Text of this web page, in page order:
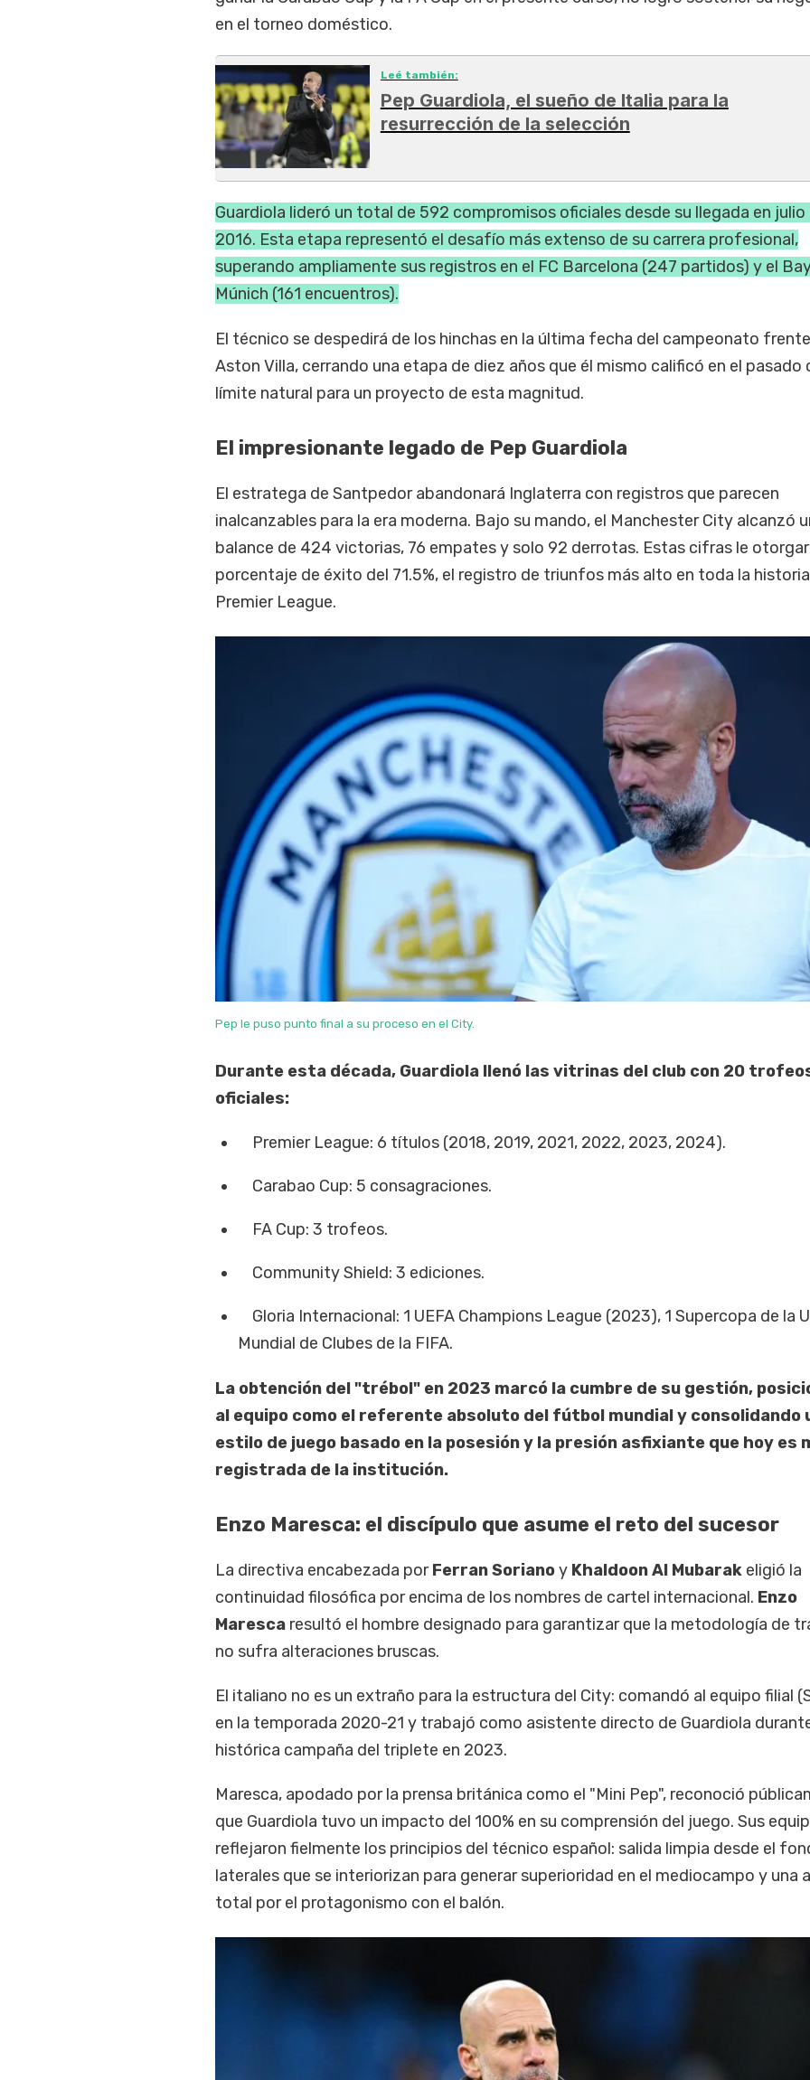
en el torneo doméstico.
Leé también:
Pep Guardiola, el sueño de Italia para la
resurrección de la selección
Guardiola lideró un total de 592 compromisos oficiales desde su llegada en julio
2016. Esta etapa representó el desafío más extenso de su carrera profesional,
superando ampliamente sus registros en el FC Barcelona (247 partidos) y el
Múnich (161 encuentros).
El técnico se despedirá de los hinchas en la última fecha del campeonato
Aston Villa, cerrando una etapa de diez años que él mismo calificó en el pasado
límite natural para un proyecto de esta magnitud.
El impresionante legado de Pep Guardiola
El estratega de Santpedor abandonará Inglaterra con registros que parecen
inalcanzables para la era moderna. Bajo su mando, el Manchester City alcanzó
balance de 424 victorias, 76 empates y solo 92 derrotas. Estas cifras le
porcentaje de éxito del 71.5%, el registro de triunfos más alto en toda la
Premier League.
Pep le puso punto final a su proceso en el City.
Durante esta década, Guardiola llenó las vitrinas del club con 20
oficiales:
Premier League: 6 títulos (2018, 2019, 2021, 2022, 2023, 2024).
Carabao Cup: 5 consagraciones.
FA Cup: 3 trofeos.
Community Shield: 3 ediciones.
Gloria Internacional: 1 UEFA Champions League (2023), 1 Supercopa de la
Mundial de Clubes de la FIFA.
La obtención del "trébol" en 2023 marcó la cumbre de su gestión,
al equipo como el referente absoluto del fútbol mundial y consolidando
estilo de juego basado en la posesión y la presión asfixiante que hoy es
registrada de la institución.
Enzo Maresca: el discípulo que asume el reto del sucesor
La directiva encabezada porFerran Sorianoy Khaldoon Al Mubarak eligió la
continuidad filosófica por encima de los nombres de cartel internacional. Enzo
Maresca resultó el hombre designado para garantizar que la metodología de
no sufra alteraciones bruscas.
El italiano no es un extraño para la estructura del City: comandó al equipo filial
en la temporada 2020-21 y trabajó como asistente directo de Guardiola
histórica campaña del triplete en 2023.
Maresca, apodado por la prensa británica como el "Mini Pep", reconoció
que Guardiola tuvo un impacto del 100% en su comprensión del juego. Sus
reflejaron fielmente los principios del técnico español: salida limpia desde el
laterales que se interiorizan para generar superioridad en el mediocampo y una
total por el protagonismo con el balón.